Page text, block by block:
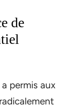
de
a permis aux